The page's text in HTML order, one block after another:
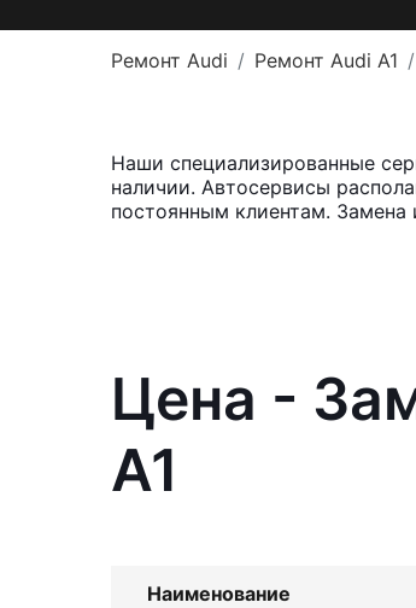
Ремонт Audi Ремонт Audi A1
Наши специализированные
наличии. Автосервисы
постоянным клиентам. Замена
Цена -
A1
Наименование